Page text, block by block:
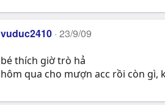
vuduc2410 23/9/09
bé thích giờ trò hả
hôm qua cho mượn acc rồi còn gì,